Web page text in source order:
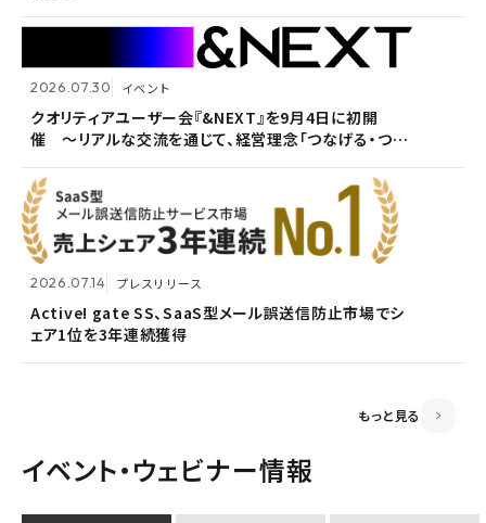
2026.07.30 イベント
クオリティアユーザー会『&NEXT』を9月4日に初開
催 〜リアルな交流を通じて、経営理念「つなげる・つな
2026.07.14 プレスリリース
Active! gate SS、SaaS型メール誤送信防止市場でシ
ェア1位を3年連続獲得
2026.07.09 自社ウェビナー
<7/30 ウェビナー開催>いまさら聞けないPPAP問題～
2026.06.18 プレスリリース
富山県内7信用金庫、DEEPMailとPOWER EGGの連携
2026.05.13 メンテナンス
ホームページ『メンテナンス作業による一時閉鎖』のお
知らせ
お知らせ
もっと見る
イベント・ウェビナー情報